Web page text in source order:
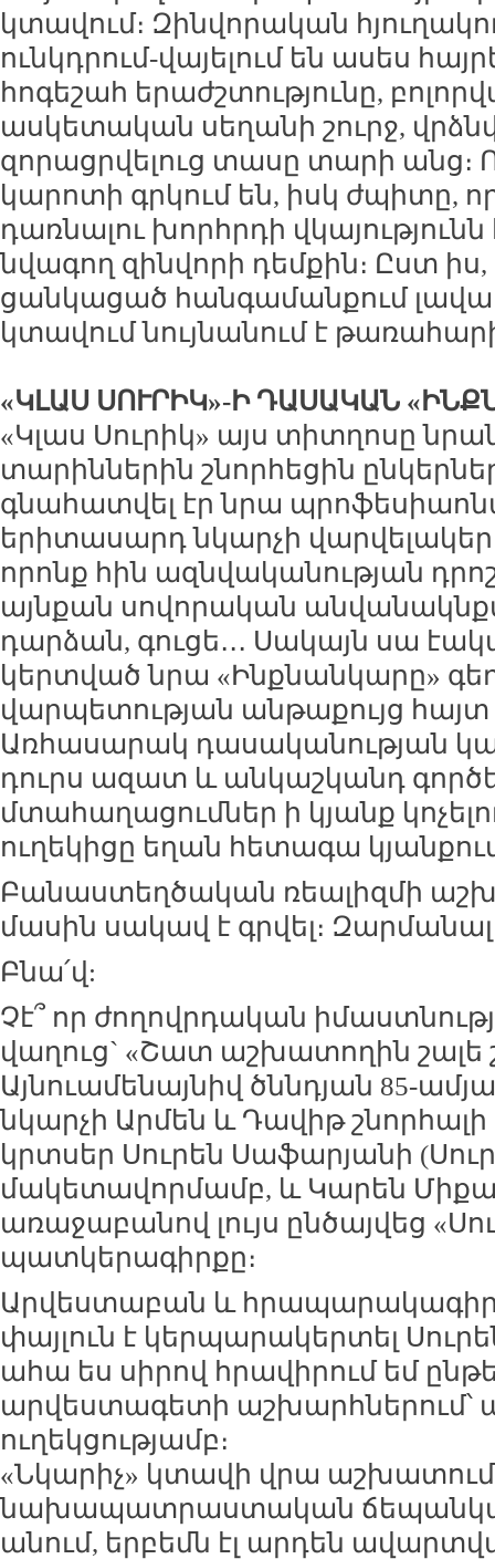
կտավում։ Զինվորական
ունկդրում-վայելում են ասես
հոգեշահ երաժշտությունը,
ասկետական սեղանի շուրջ,
զորացրվելուց տասը տարի անց։
կարոտի գրկում են, իսկ ժպիտը,
դառնալու խորհրդի վկայությունն
նվագող զինվորի դեմքին։ Ըստ
ցանկացած հանգամանքում
կտավում նույնանում է
«ԿԼԱՍ ՍՈՒՐԻԿ»-Ի ԴԱՍԱԿԱՆ
«Կլաս Սուրիկ» այս տիտղոսը
տարիններին շնորհեցին
գնահատվել էր նրա
երիտասարդ նկարչի
որոնք հին ազնվականության
այնքան սովորական
դարձան, գուցե․․․ Սակայն սա
կերտված նրա «Ինքնանկարը»
վարպետության անթաքույց հայտ
Առհասարակ դասականության
դուրս ազատ և անկաշկանդ
մտահաղացումներ ի կյանք
ուղեկիցը եղան հետագա
Բանաստեղծական ռեալիզմի
մասին սակավ է գրվել։
Բնա՛վ:
Չէ՞ որ ժողովրդական
վաղուց` «Շատ աշխատողին շալե
Այնուամենայնիվ ծննդյան 85-
նկարչի Արմեն և Դավիթ
կրտսեր Սուրեն Սաֆարյանի
մակետավորմամբ, և Կարեն
առաջաբանով լույս ընծայվեց
պատկերագիրքը։
Արվեստաբան և հրապարակագիր
փայլուն է կերպարակերտել
ահա ես սիրով հրավիրում եմ
արվեստագետի աշխարհներում՝
ուղեկցությամբ։
«Նկարիչ» կտավի վրա
նախապատրաստական
անում, երբեմն էլ արդեն